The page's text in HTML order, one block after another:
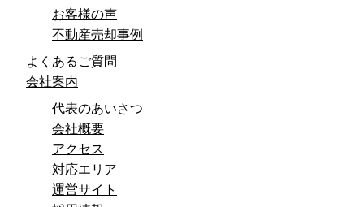
お客様の声
不動産売却事例
よくあるご質問
会社案内
代表のあいさつ
会社概要
アクセス
対応エリア
運営サイト